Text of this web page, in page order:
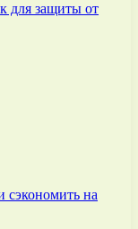
для защиты от
сэкономить на